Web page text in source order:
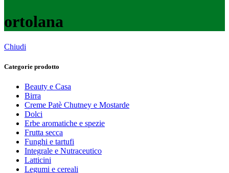
ortolana
Chiudi
Categorie prodotto
Beauty e Casa
Birra
Creme Patè Chutney e Mostarde
Dolci
Erbe aromatiche e spezie
Frutta secca
Funghi e tartufi
Integrale e Nutraceutico
Latticini
Legumi e cereali